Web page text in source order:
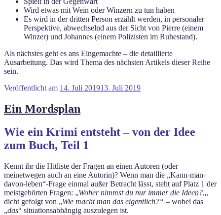
Wird etwas mit Wein oder Winzern zu tun haben
Es wird in der dritten Person erzählt werden, in personaler
Perspektive, abwechselnd aus der Sicht von Pierre (einem
Winzer) und Johannes (einem Polizisten im Ruhestand).
Als nächstes geht es ans Eingemachte – die detaillierte
Ausarbeitung. Das wird Thema des nächsten Artikels dieser Reihe
sein.
Veröffentlicht am 14. Juli 201913. Juli 2019
Ein Mordsplan
Wie ein Krimi entsteht – von der Idee
zum Buch, Teil 1
Kennt ihr die Hitliste der Fragen an einen Autoren (oder
meinetwegen auch an eine Autorin)? Wenn man die „Kann-man-
davon-leben“-Frage einmal außer Betracht lässt, steht auf Platz 1 der
meistgehörten Fragen: „Woher nimmst du nur immer die Ideen?„,
dicht gefolgt von „Wie macht man das eigentlich?“ – wobei das
„das“ situationsabhängig auszulegen ist.